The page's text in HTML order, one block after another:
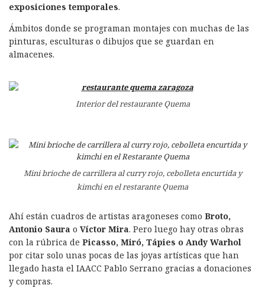
exposiciones temporales.
Ámbitos donde se programan montajes con muchas de las
pinturas, esculturas o dibujos que se guardan en
almacenes.
Interior del restaurante Quema
Mini brioche de carrillera al curry rojo, cebolleta encurtida y
kimchi en el restarante Quema
Ahí están cuadros de artistas aragoneses como Broto,
Antonio Saura o Víctor Mira. Pero luego hay otras obras
con la rúbrica de Picasso, Miró, Tápies o Andy Warhol
por citar solo unas pocas de las joyas artísticas que han
llegado hasta el IAACC Pablo Serrano gracias a donaciones
y compras.